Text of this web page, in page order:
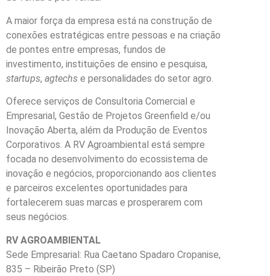
A maior força da empresa está na construção de
conexões estratégicas entre pessoas e na criação
de pontes entre empresas, fundos de
investimento, instituições de ensino e pesquisa,
startups, agtechs e personalidades do setor agro.
Oferece serviços de Consultoria Comercial e
Empresarial, Gestão de Projetos Greenfield e/ou
Inovação Aberta, além da Produção de Eventos
Corporativos. A RV Agroambiental está sempre
focada no desenvolvimento do ecossistema de
inovação e negócios, proporcionando aos clientes
e parceiros excelentes oportunidades para
fortalecerem suas marcas e prosperarem com
seus negócios.
RV AGROAMBIENTAL
Sede Empresarial: Rua Caetano Spadaro Cropanise,
835 – Ribeirão Preto (SP)